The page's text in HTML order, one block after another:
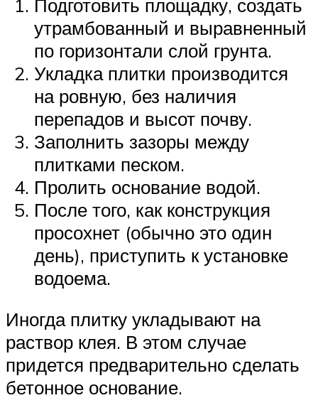
Подготовить площадку, создать
утрамбованный и выравненный
по горизонтали слой грунта.
Укладка плитки производится
на ровную, без наличия
перепадов и высот почву.
Заполнить зазоры между
плитками песком.
Пролить основание водой.
После того, как конструкция
просохнет (обычно это один
день), приступить к установке
водоема.
Иногда плитку укладывают на
раствор клея. В этом случае
придется предварительно сделать
бетонное основание.